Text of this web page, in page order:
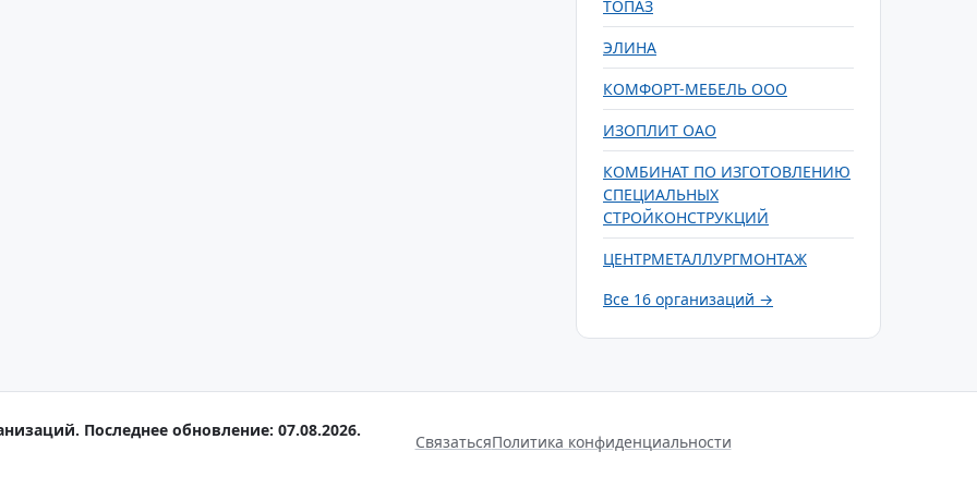
ТОПАЗ
ЭЛИНА
КОМФОРТ-МЕБЕЛЬ ООО
ИЗОПЛИТ ОАО
КОМБИНАТ ПО ИЗГОТОВЛЕНИЮ
СПЕЦИАЛЬНЫХ
СТРОЙКОНСТРУКЦИЙ
ЦЕНТРМЕТАЛЛУРГМОНТАЖ
Все 16 организаций →
Последнее обновление: 07.08.2026.
СвязатьсяПолитика конфиденциальности